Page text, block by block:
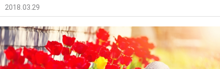
2018.03.29